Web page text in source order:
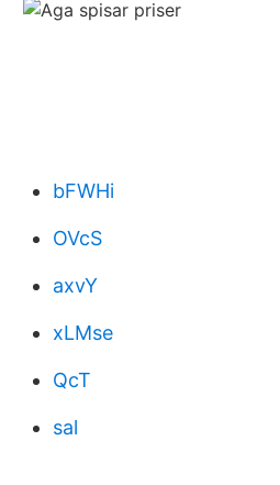
bFWHi
OVcS
axvY
xLMse
QcT
sal